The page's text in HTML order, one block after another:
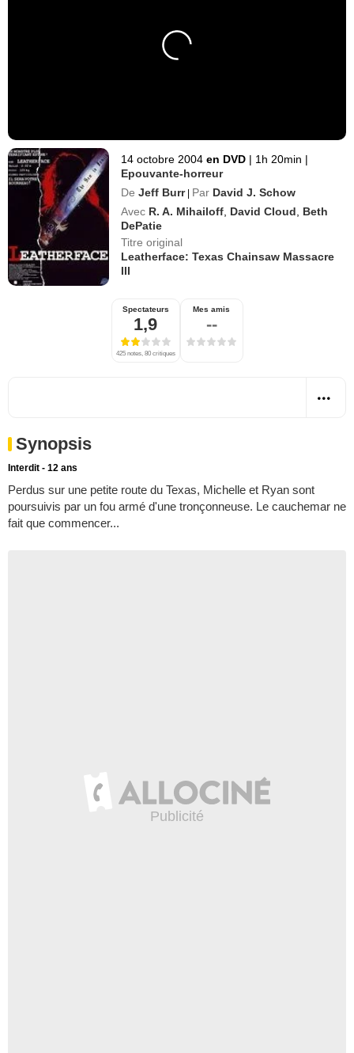
14 octobre 2004 en DVD | 1h 20min |
Epouvante-horreur
De Jeff Burr | Par David J. Schow
Avec R. A. Mihailoff David Cloud
Beth
DePatie
Titre original
Leatherface: Texas Chainsaw Massacre
III
Spectateurs
1,9
425 notes, 80 critiques
Mes amis
--
Synopsis
Interdit - 12 ans
Perdus sur une petite route du Texas, Michelle et Ryan sont
poursuivis par un fou armé d'une tronçonneuse. Le cauchemar ne
fait que commencer...